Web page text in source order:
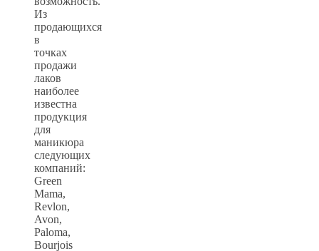
Из
продающихся
в
точках
продажи
лаков
наиболее
известна
продукция
для
маникюра
следующих
компаний:
Green
Mama,
Revlon,
Avon,
Paloma,
Bourjois